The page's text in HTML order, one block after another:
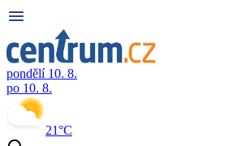
pondělí 10. 8.
po 10. 8.
21°C